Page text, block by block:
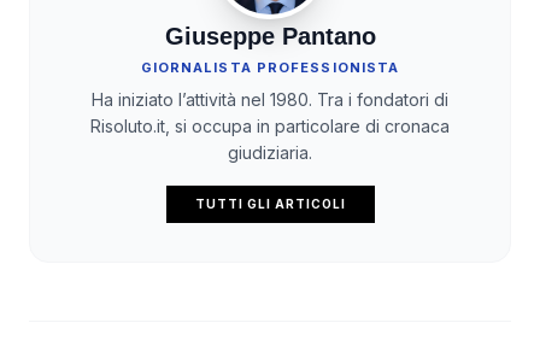
Giuseppe Pantano
GIORNALISTA PROFESSIONISTA
Ha iniziato l’attività nel 1980. Tra i fondatori di
Risoluto.it, si occupa in particolare di cronaca
giudiziaria.
TUTTI GLI ARTICOLI